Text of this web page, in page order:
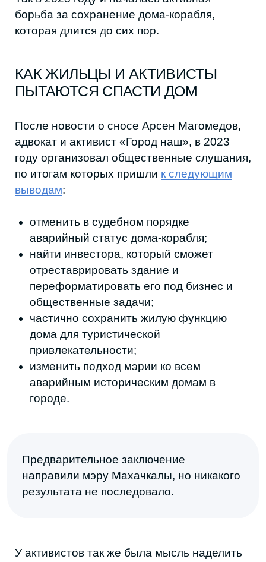
статус через суд, но они не увенчались
успехом.
«Сперва дело было в Советском
суде, там наш иск отклонили. Далее
была подана апелляционная жалоба
жалобу в течение минут десяти.
После чего мы подали жалобу в
вышестоящую инстанцию в
Пятигорск, где также получили отказ.
И на этом всё. Проиграли», —
Последние три года процесс по дому завис.
Формально он аварийный, подлежит расселению и
сносу в дальнейшем, и без инициативы власти сделать с
достопримечательностью, но держится только за счёт
Местный архитектор Арсен Ахмедханов считает, что
зависит от позиции главы города:
«Если его позиция будет в том, чтобы
его сохранить, — его сохранят. Если
будет безразличие, он будет так же в
Арсен говорит, что такие объекты могут
стать «якорем» для развития территории.
При грамотном редевелопменте старое
Подобные здания в мире часто становятся
культурными пространствами,